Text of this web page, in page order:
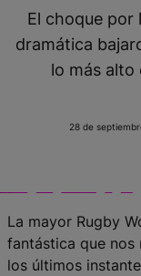
Aplicación Oficial
Official Store
El choque por
dramática
lo más alto
28 de
La mayor Rugby
fantástica que nos
los últimos